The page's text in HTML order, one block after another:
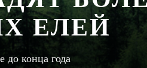
ЕЛЕЙ
до конца года